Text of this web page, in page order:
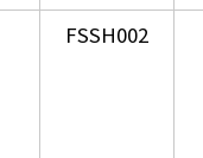
FSSH002